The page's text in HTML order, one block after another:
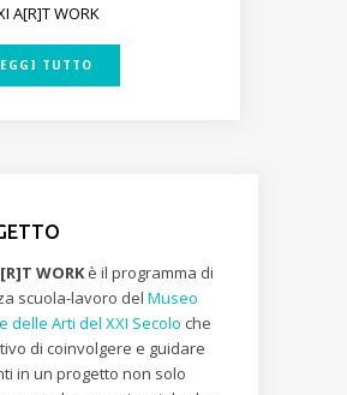
A[R]T WORK
TUTTO
WORKè il programma di
scuola-lavoro del Museo
delle Arti del XXI Secolo che
di coinvolgere e guidare
in un progetto non solo